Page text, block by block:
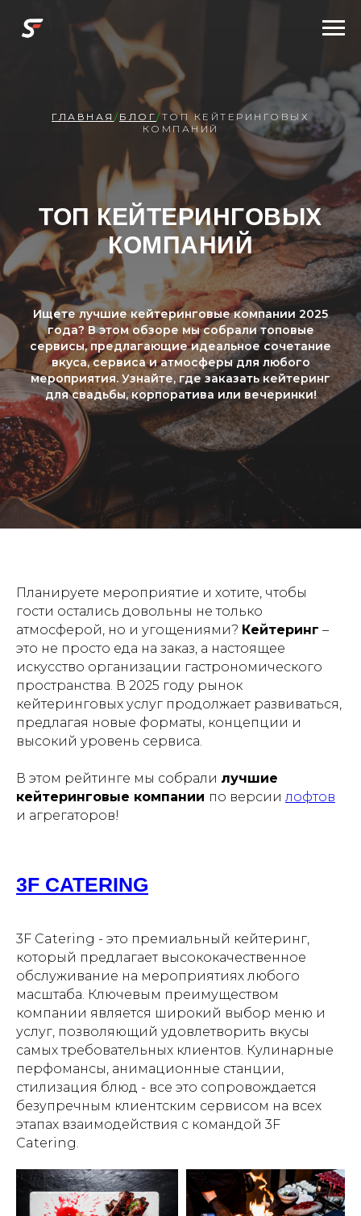
ГЛАВНАЯ /БЛОГ/ТОП КЕЙТЕРИНГОВЫХ
КОМПАНИЙ
ТОП КЕЙТЕРИНГОВЫХ
КОМПАНИЙ
Ищете лучшие кейтеринговые компании 2025
года? В этом обзоре мы собрали топовые
сервисы, предлагающие идеальное сочетание
вкуса, сервиса и атмосферы для любого
мероприятия. Узнайте, где заказать кейтеринг
для свадьбы, корпоратива или вечеринки!
Планируете мероприятие и хотите, чтобы
гости остались довольны не только
атмосферой, но и угощениями? Кейтеринг –
это не просто еда на заказ, а настоящее
искусство организации гастрономического
пространства. В 2025 году рынок
кейтеринговых услуг продолжает развиваться,
предлагая новые форматы, концепции и
высокий уровень сервиса.
В этом рейтинге мы собрали лучшие
кейтеринговые компании по версии лофтов
и агрегаторов!
3F CATERING
3F Catering - это премиальный кейтеринг,
который предлагает высококачественное
обслуживание на мероприятиях любого
масштаба. Ключевым преимуществом
компании является широкий выбор меню и
услуг, позволяющий удовлетворить вкусы
самых требовательных клиентов. Кулинарные
перфомансы, анимационные станции,
стилизация блюд - все это сопровождается
безупречным клиентским сервисом на всех
этапах взаимодействия с командой 3F
Catering.